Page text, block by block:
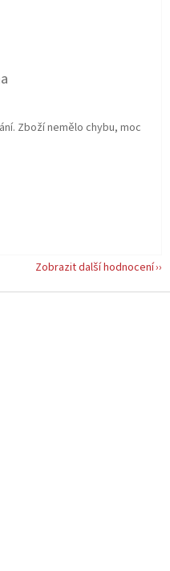
5 z 5 hvězdiček.
5 z 5 hvězdiček.
Zboží nemělo chybu, moc
5 z 5 hvězdiček.
Zobrazit další hodnocení